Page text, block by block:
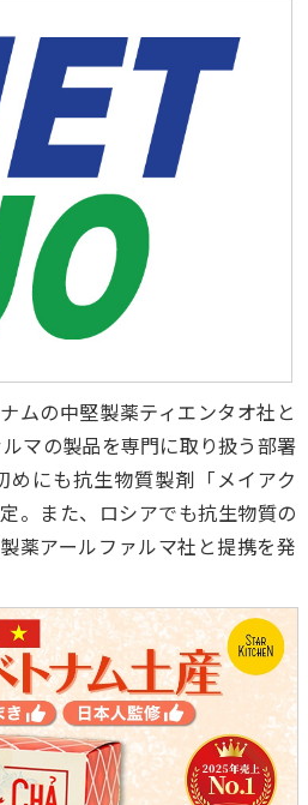
ムの中堅製薬ティエンタオ社と
マの製品を専門に取り扱う部署
めにも抗生物質製剤「メイアク
。また、ロシアでも抗生物質の
薬アールファルマ社と提携を発